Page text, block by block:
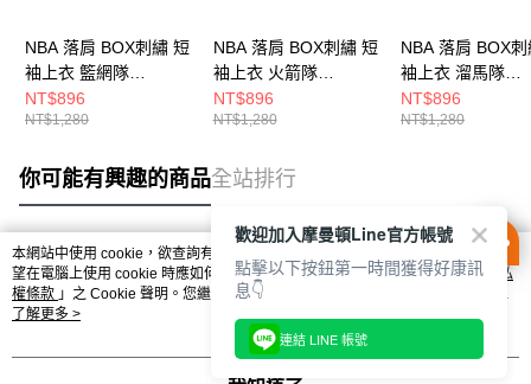
NBA 落肩 BOX刺繡 短
袖上衣 籃網隊
3625101109
NT$896
NT$1,280
NBA 落肩 BOX刺繡 短
袖上衣 火箭隊
3525104420
NT$896
NT$1,280
NBA 落肩 BOX
袖上衣 溜馬隊
3625101311
NT$896
NT$1,280
你可能有興趣的商品全站排行
熱門標籤
本網站中使用 cookie，欲查詢有關本網站使用 cookie 方式之詳情，及若您不希
望在電腦上使用 cookie 時應如何變更電腦的 cookie 設定，請參閱本網站「
隱私
權條款 」之 Cookie 聲明。您繼續使用本網站即表示您同意本公司得按本網站使
用條款之 Cookie 聲明使用 cookie。
了解更多 >
歡迎加入摩曼頓Line官方帳號
點擊以下按鈕第一時間獲得好康訊
息👇
連結 LINE 帳號